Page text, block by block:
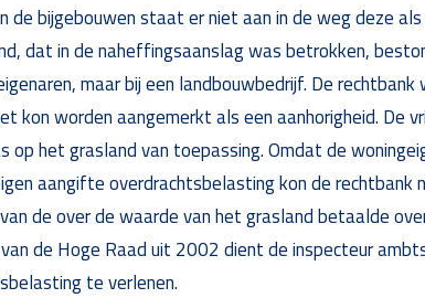
de bijgebouwen staat er niet aan in de weg deze
dat in de naheffingsaanslag was betrokken,
maar bij een landbouwbedrijf. De
kon worden aangemerkt als een aanhorigheid. De
op het grasland van toepassing. Omdat de
aangifte overdrachtsbelasting kon de
de over de waarde van het grasland betaalde
de Hoge Raad uit 2002 dient de inspecteur
te verlenen.